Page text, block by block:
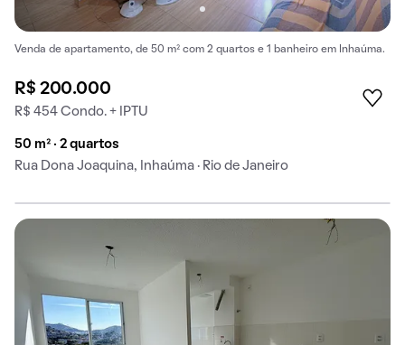
Venda de apartamento, de 50 m² com 2 quartos e 1 banheiro em Inhaúma.
R$ 200.000
R$ 454 Condo. + IPTU
50 m² · 2 quartos
Rua Dona Joaquina, Inhaúma · Rio de Janeiro